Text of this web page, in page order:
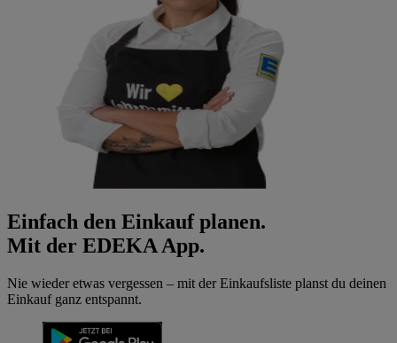
Einfach den Einkauf planen.
Mit der EDEKA App.
Nie wieder etwas vergessen – mit der Einkaufsliste planst du deinen
Einkauf ganz entspannt.